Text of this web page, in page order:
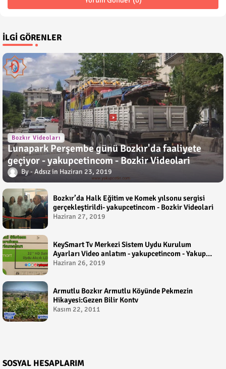
İLGI GÖRENLER
Bozkır Videoları
Lunapark Perşembe günü Bozkır'da faaliyete
geçiyor - yakupcetincom - Bozkir Videolari
Adsız Haziran 23, 2019
Bozkır’da Halk Eğitim ve Komek yılsonu sergisi
gerçekleştirildi- yakupcetincom - Bozkir Videolari
Haziran 27, 2019
KeySmart Tv Merkezi Sistem Uydu Kurulum
Ayarları Video anlatım - yakupcetincom - Yakup
Çetin
Haziran 26, 2019
Armutlu Bozkır Armutlu Köyünde Pekmezin
Hikayesi:Gezen Bilir Kontv
Kasım 22, 2011
SOSYAL HESAPLARIM